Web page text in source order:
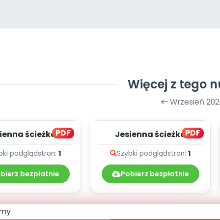
Więcej z tego
Wrzesień
PDF
ścieżka
podglądstron: 1
bezpłatnie
PDF
Jesienna ścieżka
Szybki podglądstron: 1
Pobierz bezpłatnie